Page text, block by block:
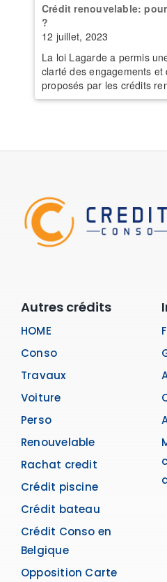
Crédit renouvelable:
?
12 juillet, 2023
La loi Lagarde a permis
clarté des engagements et
proposés par les crédits
Autres crédits
HOME
Conso
Travaux
Voiture
Perso
Renouvelable
Rachat credit
Crédit piscine
Crédit bateau
Crédit Conso en
Belgique
Opposition Carte